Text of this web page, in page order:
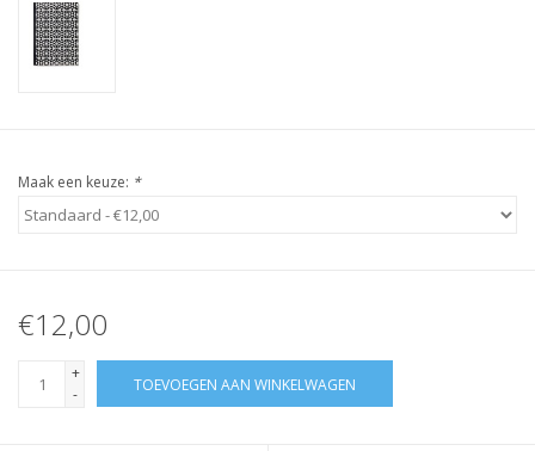
Maak een keuze: *
€12,00
+
-
TOEVOEGEN AAN WINKELWAGEN